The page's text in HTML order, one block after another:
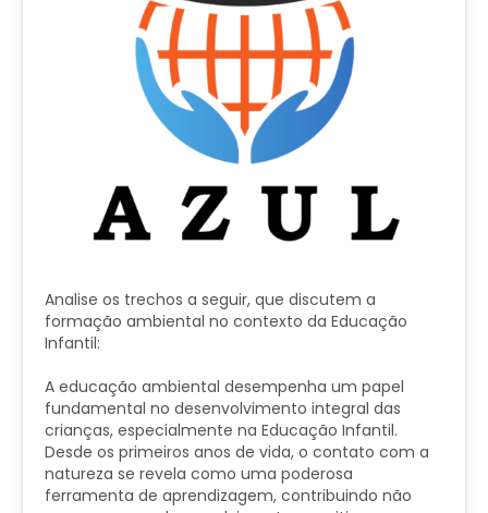
Analise os trechos a seguir, que discutem a
formação ambiental no contexto da Educação
Infantil:
​A educação ambiental desempenha um papel
fundamental no desenvolvimento integral das
crianças, especialmente na Educação Infantil.
Desde os primeiros anos de vida, o contato com a
natureza se revela como uma poderosa
ferramenta de aprendizagem, contribuindo não